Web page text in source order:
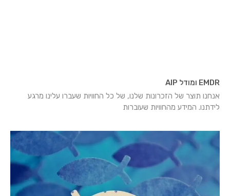
EMDR ומודל AIP
אנחנו תוצר של הזכרונות שלנו, של כל החוויות שעברו עלינו מרגע
לידתנו. המידע מהחוויות שעוברות